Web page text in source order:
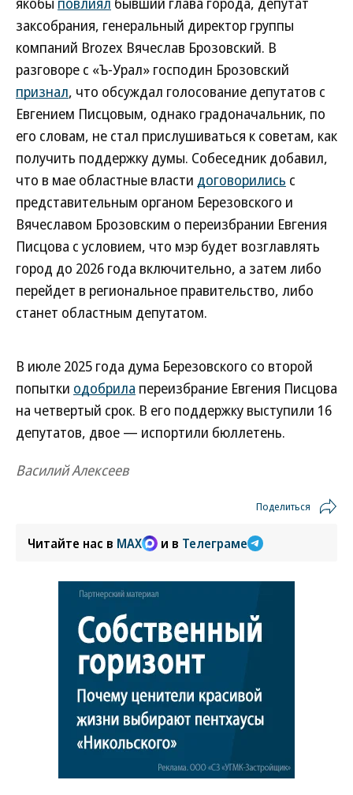
заксобрания, генеральный директор группы
компаний Brozex Вячеслав Брозовский. В
разговоре с «Ъ-Урал» господин Брозовский
признал, что обсуждал голосование депутатов с
Евгением Писцовым, однако градоначальник, по
его словам, не стал прислушиваться к советам, как
получить поддержку думы. Собеседник добавил,
что в мае областные власти договорились с
представительным органом Березовского и
Вячеславом Брозовским о переизбрании Евгения
Писцова с условием, что мэр будет возглавлять
город до 2026 года включительно, а затем либо
перейдет в региональное правительство, либо
станет областным депутатом.
В июле 2025 года дума Березовского со второй
попытки одобрила переизбрание Евгения Писцова
на четвертый срок. В его поддержку выступили 16
депутатов, двое — испортили бюллетень.
Василий Алексеев
Поделиться
Читайте нас в MAX и в Телеграме